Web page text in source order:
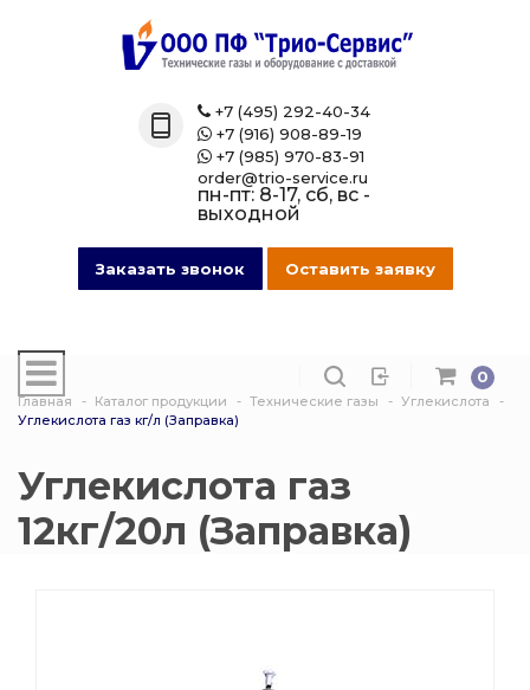
Назад
Технические газы
Азот
Ацетилен
Газовые баллоны
Гелиевые
016 Сварочная проволока
007 Зажимы
014 Редуктора
0
+7 (495) 292-40-34
+7 (916) 908-89-19
+7 (985) 970-83-91
order@trio-service.ru
пн-пт: 8-17, сб, вс -
выходной
Заказать звонок Оставить заявку
Главная Каталог продукции Технические газы
Углекислота
Углекислота газ кг/л (Заправка)
Углекислота газ
12кг/20л (Заправка)